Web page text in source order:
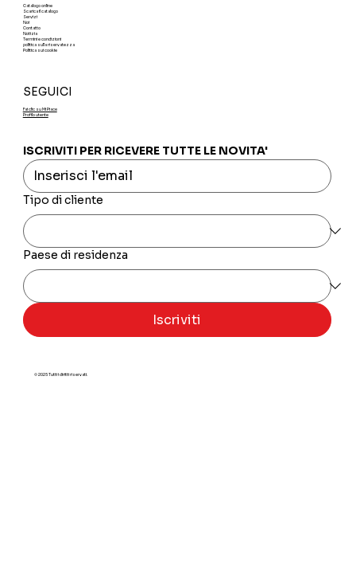
Catalogo online
Scarica il catalogo
Servizi
Noi
Contatto
Notizia
Termini e condizioni
politica sulla riservatezza
Politica sui cookie
SEGUICI
Fai clic su Mi Piace
Profilo utente
ISCRIVITI PER RICEVERE TUTTE LE NOVITA'
Tipo di cliente
Paese di residenza
Iscriviti
© 2025 Tutti i diritti riservati.